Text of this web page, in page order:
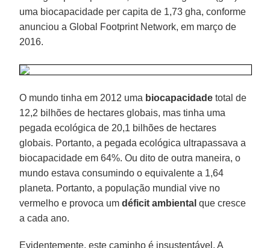
uma biocapacidade per capita de 1,73 gha, conforme
anunciou a Global Footprint Network, em março de
2016.
O mundo tinha em 2012 uma biocapacidade total de
12,2 bilhões de hectares globais, mas tinha uma
pegada ecológica de 20,1 bilhões de hectares
globais. Portanto, a pegada ecológica ultrapassava a
biocapacidade em 64%. Ou dito de outra maneira, o
mundo estava consumindo o equivalente a 1,64
planeta. Portanto, a população mundial vive no
vermelho e provoca umdéficit ambiental que cresce
a cada ano.
Evidentemente, este caminho é insustentável. A